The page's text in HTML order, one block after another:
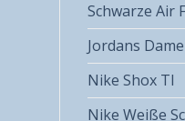
Schwarze Air
Jordans
Nike Shox Tl
Nike Weiße